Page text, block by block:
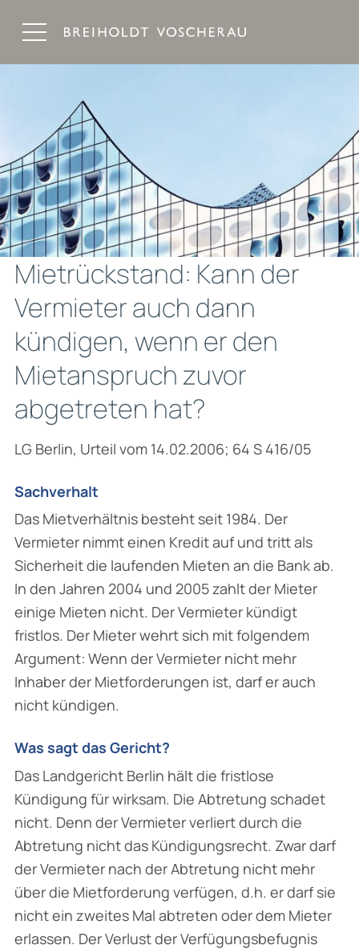
Mietrückstand: Kann der
Vermieter auch dann
kündigen, wenn er den
Mietanspruch zuvor
abgetreten hat?
LG Berlin, Urteil vom 14.02.2006; 64 S 416/05
Sachverhalt
Das Mietverhältnis besteht seit 1984. Der
Vermieter nimmt einen Kredit auf und tritt als
Sicherheit die laufenden Mieten an die Bank ab.
In den Jahren 2004 und 2005 zahlt der Mieter
einige Mieten nicht. Der Vermieter kündigt
fristlos. Der Mieter wehrt sich mit folgendem
Argument: Wenn der Vermieter nicht mehr
Inhaber der Mietforderungen ist, darf er auch
nicht kündigen.
Was sagt das Gericht?
Das Landgericht Berlin hält die fristlose
Kündigung für wirksam. Die Abtretung schadet
nicht. Denn der Vermieter verliert durch die
Abtretung nicht das Kündigungsrecht. Zwar darf
der Vermieter nach der Abtretung nicht mehr
über die Mietforderung verfügen, d.h. er darf sie
nicht ein zweites Mal abtreten oder dem Mieter
erlassen. Der Verlust der Verfügungsbefugnis